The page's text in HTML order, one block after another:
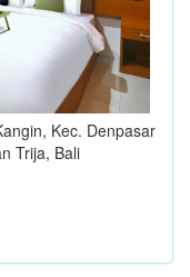
Kec. Denpasar
Trija, Bali